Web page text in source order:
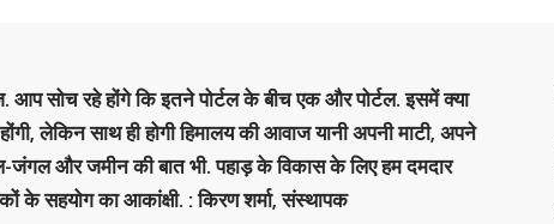
आप सोच रहे होंगे कि इतने पोर्टल के बीच एक और पोर्टल. इसमें क्या
लेकिन साथ ही होगी हिमालय की आवाज यानी अपनी माटी, अपने
और जमीन की बात भी. पहाड़ के विकास के लिए हम दमदार
सहयोग का आकांक्षी. : किरण शर्मा, संस्‍थापक